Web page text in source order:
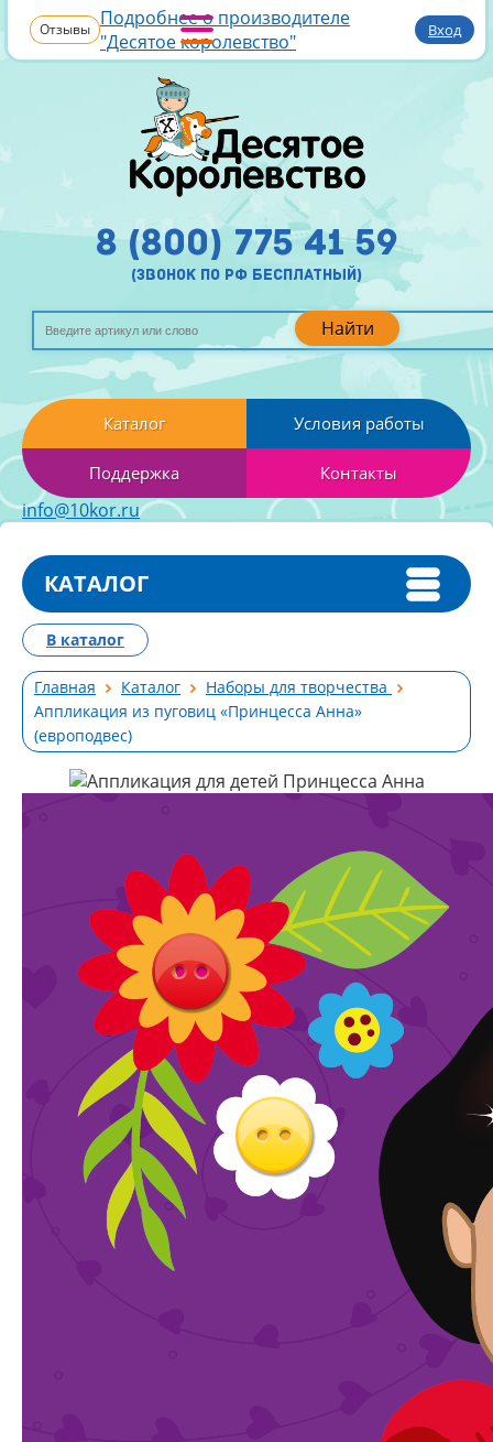
Отзывы Подробнее о производителе
"Десятое королевство"
Вход
Найти
8 (800) 775 41 59
(звонок по рф бесплатный)
Каталог Условия работы
Поддержка Контакты
info@10kor.ru
КАТАЛОГ
Главная Каталог
Наборы для творчества
Аппликация из пуговиц «Принцесса Анна»
(европодвес)
В каталог